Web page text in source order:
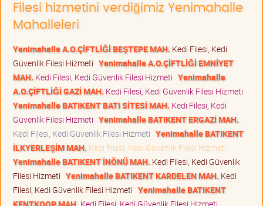
Filesi hizmetini verdiğimiz Yenimahalle
Mahalleleri
Yenimahalle A.O.ÇİFTLİĞİ BEŞTEPE MAH. Kedi Filesi, Kedi
Güvenlik Filesi Hizmeti Yenimahalle A.O.ÇİFTLİĞİ EMNİYET
MAH. Kedi Filesi, Kedi Güvenlik Filesi Hizmeti Yenimahalle
A.O.ÇİFTLİĞİ GAZİ MAH. Kedi Filesi, Kedi Güvenlik Filesi Hizmeti
Yenimahalle BATIKENT BATI SİTESİ MAH. Kedi Filesi, Kedi
Güvenlik Filesi Hizmeti Yenimahalle BATIKENT ERGAZİ MAH.
Kedi Filesi, Kedi Güvenlik Filesi Hizmeti Yenimahalle BATIKENT
İLKYERLEŞİM MAH. Kedi Filesi, Kedi Güvenlik Filesi Hizmeti
Yenimahalle BATIKENT İNÖNÜ MAH. Kedi Filesi, Kedi Güvenlik
Filesi Hizmeti Yenimahalle BATIKENT KARDELEN MAH. Kedi
Filesi, Kedi Güvenlik Filesi Hizmeti Yenimahalle BATIKENT